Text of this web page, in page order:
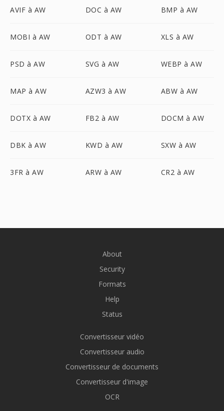
AVIF à AW DOC à AW BMP à AW
MOBI à AW ODT à AW XLS à AW
PSD à AW SVG à AW WEBP à AW
MAP à AW AZW3 à AW ABW à AW
DOTX à AW FB2 à AW DOCM à AW
DBK à AW KWD à AW SXW à AW
3FR à AW ARW à AW CR2 à AW
About
Security
Formats
Help
Status
Convertisseur vidéo
Convertisseur audio
Convertisseur de documents
Convertisseur d'image
OCR